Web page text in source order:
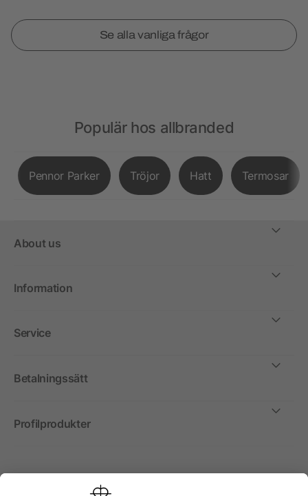
Se alla vanliga frågor
Populär hos allbranded
Pennor Parker Tröjor Hatt Termosar
About us
Information
Service
Betalningssätt
Profilprodukter
Internationellt